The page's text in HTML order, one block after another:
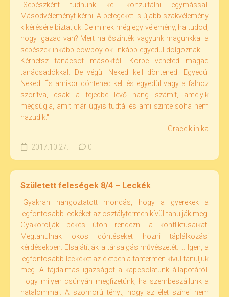
"Sebészként tudnunk kell konzultálni egymással.
Másodvéleményt kérni. A betegeket is újabb szakvélemény
kikérésére biztatjuk. De minek még egy vélemény, ha tudod,
hogy igazad van? Mert ha őszinték vagyunk magunkkal a
sebészek inkább cowboy-ok. Inkább egyedül dolgoznak. ...
Kérhetsz tanácsot másoktól. Körbe veheted magad
tanácsadókkal. De végül Neked kell döntened. Egyedül
Neked. És amikor döntened kell és egyedül vagy a falhoz
szorítva, csak a fejedbe lévő hang számít, amelyik
megsúgja, amit már úgyis tudtál és ami szinte soha nem
hazudik."
Grace klinika
2017.10.27. 0
Született feleségek 8/4 – Leckék
"Gyakran hangoztatott mondás, hogy a gyerekek a
legfontosabb leckéket az osztálytermen kívül tanulják meg.
Gyakorolják békés úton rendezni a konfliktusaikat.
Megtanulnak okos döntéseket hozni táplálkozási
kérdésekben. Elsajátítják a társalgás művészetét. ... Igen, a
legfontosabb leckéket az életben a tantermen kívül tanuljuk
meg. A fájdalmas igazságot a kapcsolatunk állapotáról.
Hogy milyen csúnyán megfizetünk, ha szembeszállunk a
hatalommal. A szomorú tényt, hogy az élet színei nem